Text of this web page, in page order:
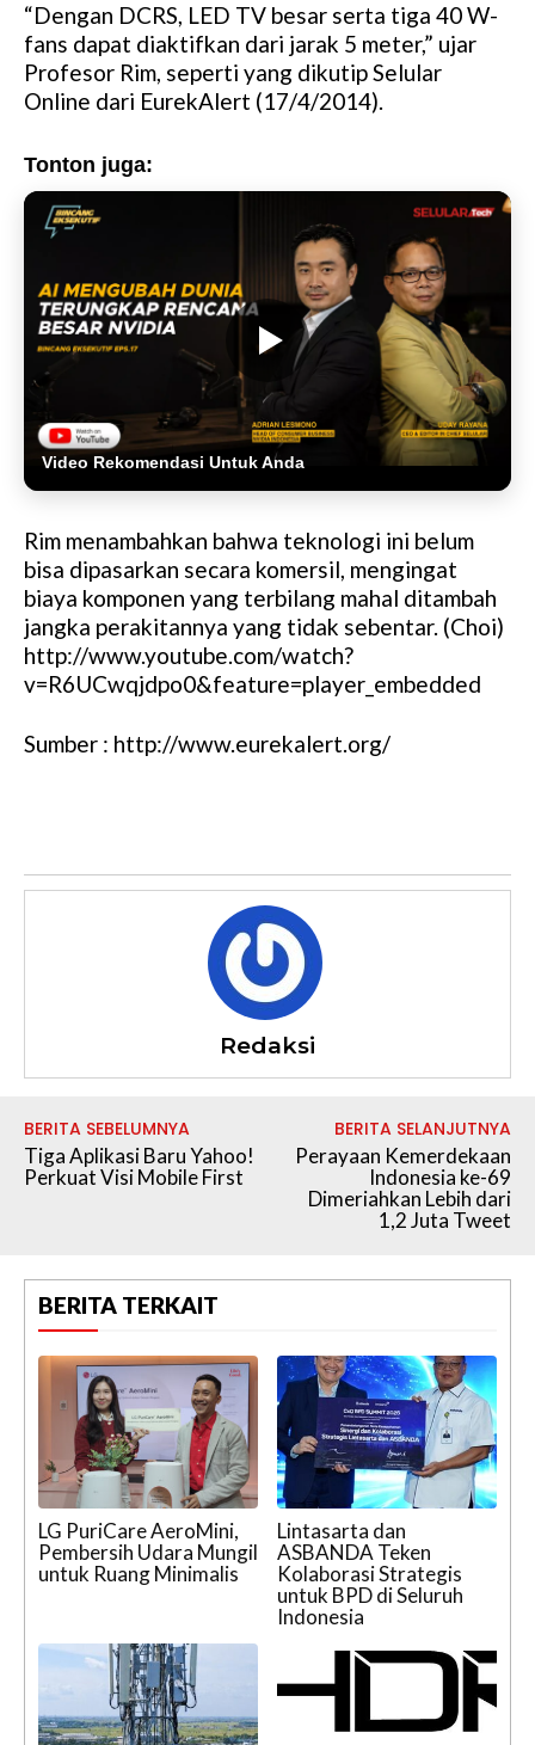
“Dengan DCRS, LED TV besar serta tiga 40 W-
fans dapat diaktifkan dari jarak 5 meter,” ujar
Profesor Rim, seperti yang dikutip Selular
Online dari EurekAlert (17/4/2014).
Tonton juga:
Video Rekomendasi Untuk Anda
Rim menambahkan bahwa teknologi ini belum
bisa dipasarkan secara komersil, mengingat
biaya komponen yang terbilang mahal ditambah
jangka perakitannya yang tidak sebentar. (Choi)
http://www.youtube.com/watch?
v=R6UCwqjdpo0&feature=player_embedded
Sumber : http://www.eurekalert.org/
Redaksi
BERITA SEBELUMNYA
Tiga Aplikasi Baru Yahoo!
Perkuat Visi Mobile First
BERITA SELANJUTNYA
Perayaan Kemerdekaan
Indonesia ke-69
Dimeriahkan Lebih dari
1,2 Juta Tweet
BERITA TERKAIT
LG PuriCare AeroMini,
Pembersih Udara Mungil
untuk Ruang Minimalis
Lintasarta dan
ASBANDA Teken
Kolaborasi Strategis
untuk BPD di Seluruh
Indonesia